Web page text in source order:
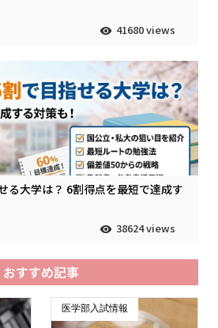
41680 views
る大学は？ 6割得点を最短で達成す
38624 views
おすすめ記事
医学部入試情報